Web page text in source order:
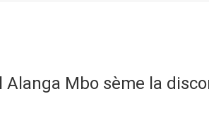
Mbo sème la